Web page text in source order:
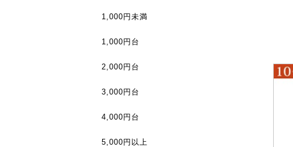
1,000円未満
1,000円台
2,000円台
3,000円台
4,000円台
5,000円以上